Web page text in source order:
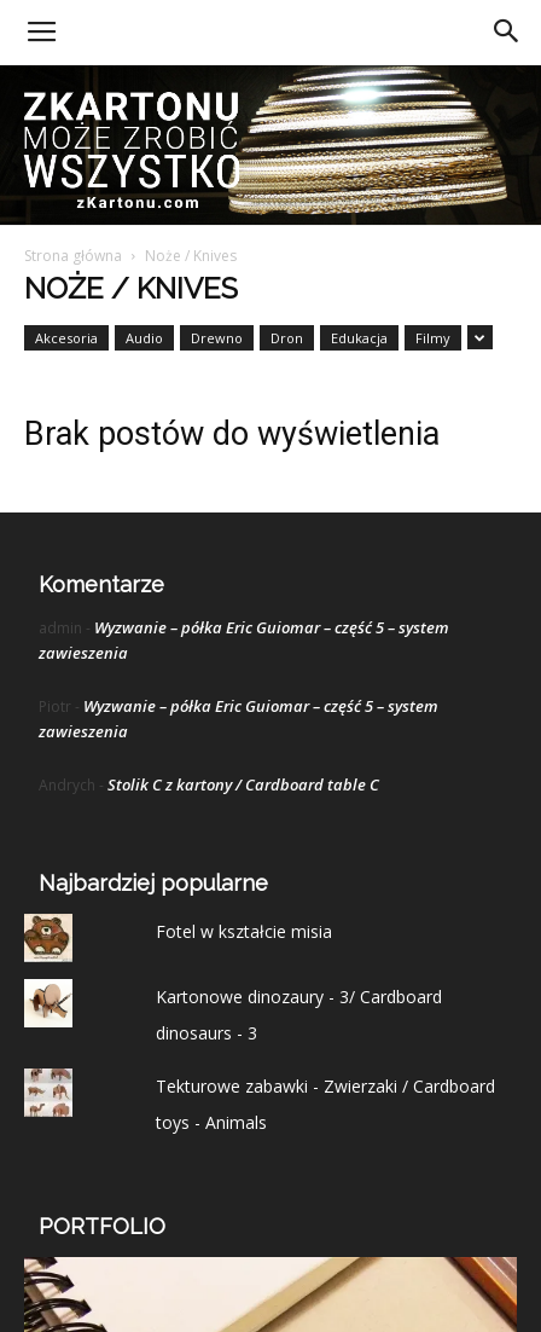
Strona główna Noże / Knives
NOŻE / KNIVES
Akcesoria Audio Drewno Dron Edukacja Filmy
Brak postów do wyświetlenia
Komentarze
admin - Wyzwanie – półka Eric Guiomar – część 5 – system
zawieszenia
Piotr - Wyzwanie – półka Eric Guiomar – część 5 – system
zawieszenia
Andrych - Stolik C z kartony / Cardboard table C
Najbardziej popularne
Fotel w kształcie misia
Kartonowe dinozaury - 3/ Cardboard
dinosaurs - 3
Tekturowe zabawki - Zwierzaki / Cardboard
toys - Animals
PORTFOLIO